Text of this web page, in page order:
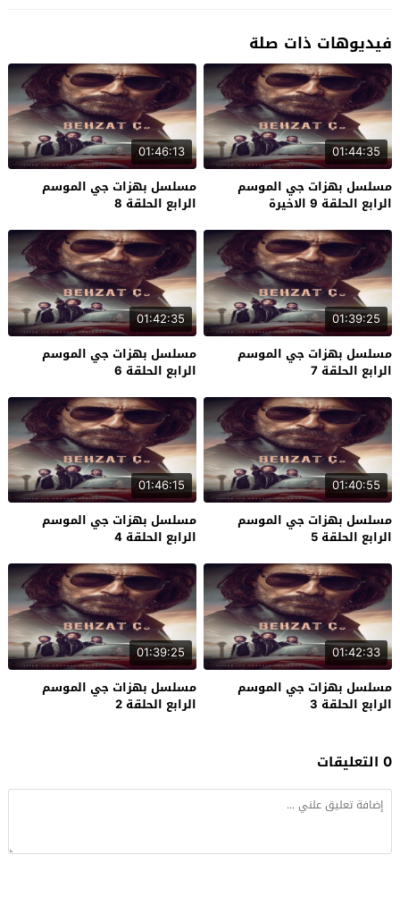
فيديوهات ذات صلة
01:44:35
مسلسل بهزات جي الموسم
الرابع الحلقة 9 الاخيرة
01:46:13
مسلسل بهزات جي الموسم
الرابع الحلقة 8
01:39:25
مسلسل بهزات جي الموسم
الرابع الحلقة 7
01:42:35
مسلسل بهزات جي الموسم
الرابع الحلقة 6
01:40:55
مسلسل بهزات جي الموسم
الرابع الحلقة 5
01:46:15
مسلسل بهزات جي الموسم
الرابع الحلقة 4
01:42:33
مسلسل بهزات جي الموسم
الرابع الحلقة 3
01:39:25
مسلسل بهزات جي الموسم
الرابع الحلقة 2
0 التعليقات